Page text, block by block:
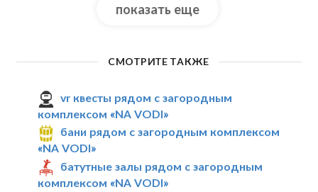
показать еще
СМОТРИТЕ ТАКЖЕ
vr квесты рядом с загородным
комплексом «NA VODI»
бани рядом с загородным комплексом
«NA VODI»
батутные залы рядом с загородным
комплексом «NA VODI»